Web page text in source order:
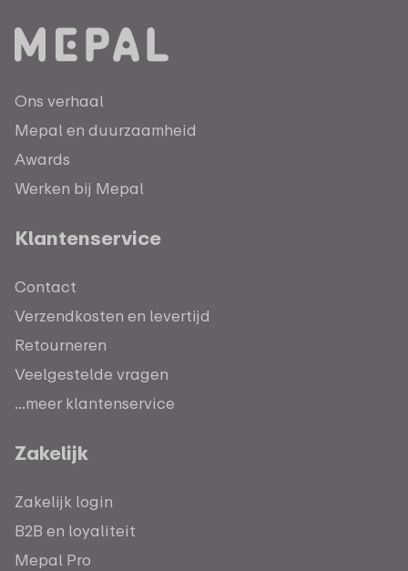
Ons verhaal
Mepal en duurzaamheid
Awards
Werken bij Mepal
Klantenservice
Contact
Verzendkosten en levertijd
Retourneren
Veelgestelde vragen
...meer klantenservice
Zakelijk
Zakelijk login
B2B en loyaliteit
Mepal Pro